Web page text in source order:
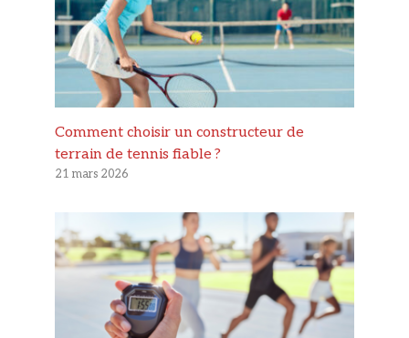
Comment choisir un constructeur de
terrain de tennis fiable ?
21 mars 2026